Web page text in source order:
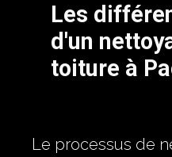
Les
d'un
toiture à
Le processus de